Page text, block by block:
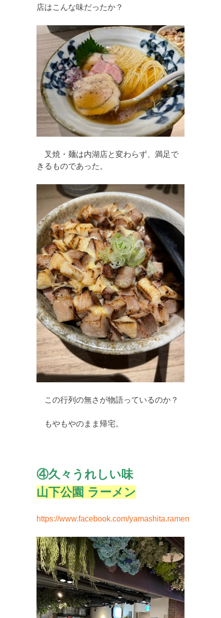
店はこんな味だったか？
叉焼・麺は内湖店と変わらず、満足で
きるものであった。
この行列の無さが物語っているのか？
もやもやのまま帰宅。
④久々うれしい味
山下公園 ラーメン
https://www.facebook.com/yamashita.ramen